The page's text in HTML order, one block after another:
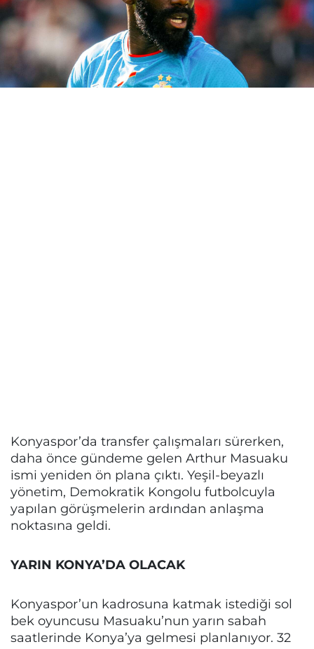
Konyaspor’da transfer çalışmaları sürerken,
daha önce gündeme gelen Arthur Masuaku
ismi yeniden ön plana çıktı. Yeşil-beyazlı
yönetim, Demokratik Kongolu futbolcuyla
yapılan görüşmelerin ardından anlaşma
noktasına geldi.
YARIN KONYA’DA OLACAK
Konyaspor’un kadrosuna katmak istediği sol
bek oyuncusu Masuaku’nun yarın sabah
saatlerinde Konya’ya gelmesi planlanıyor. 32